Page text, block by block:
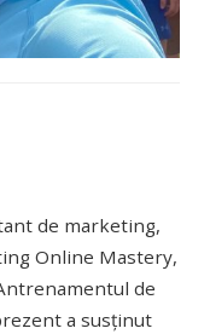
de marketing,
Online Mastery,
de
a susținut